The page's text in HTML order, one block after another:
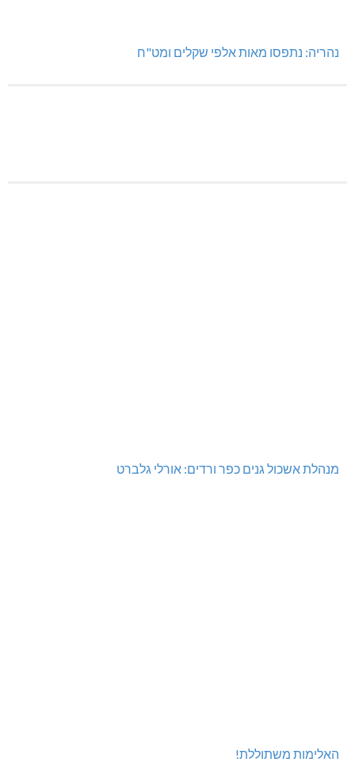
נהריה: נתפסו מאות אלפי שקלים ומט"ח
מנהלת אשכול גנים כפר ורדים: אורלי גלברט
האלימות משתוללת!